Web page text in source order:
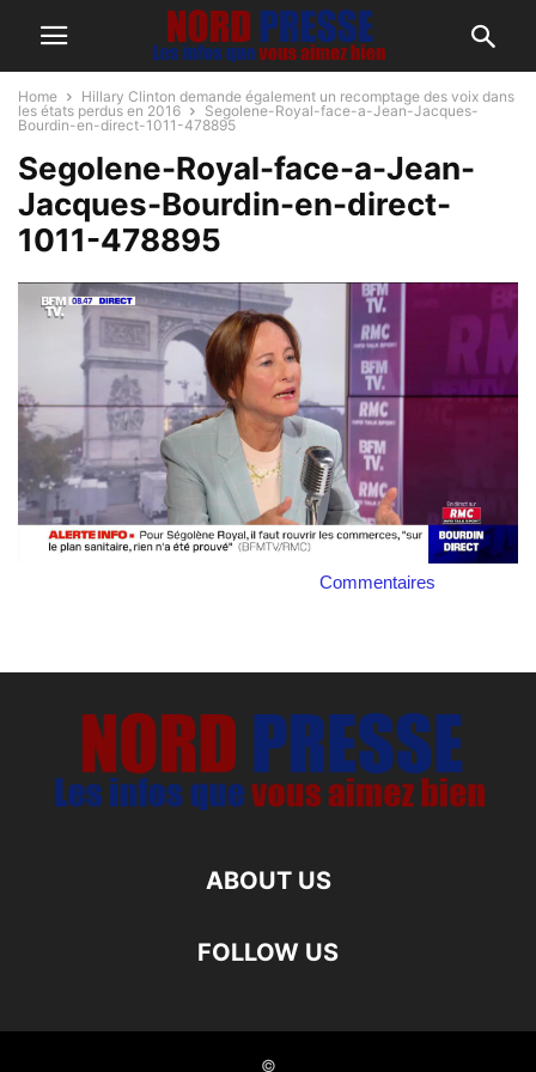
Home
Hillary Clinton demande également un recomptage des voix dans
les états perdus en 2016
Segolene-Royal-face-a-Jean-Jacques-
Bourdin-en-direct-1011-478895
Segolene-Royal-face-a-Jean-
Jacques-Bourdin-en-direct-
1011-478895
Commentaires
ABOUT US
FOLLOW US
©